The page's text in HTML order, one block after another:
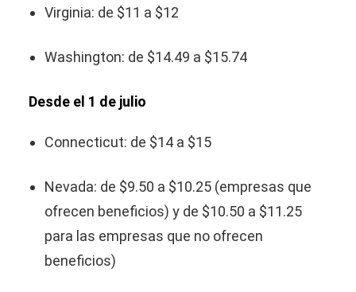
Virginia: de $11 a $12
Washington: de $14.49 a $15.74
Desde el 1 de julio
Connecticut: de $14 a $15
Nevada: de $9.50 a $10.25 (empresas que
ofrecen beneficios) y de $10.50 a $11.25
para las empresas que no ofrecen
beneficios)